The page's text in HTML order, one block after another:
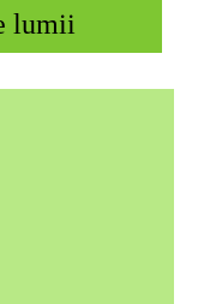
lumii